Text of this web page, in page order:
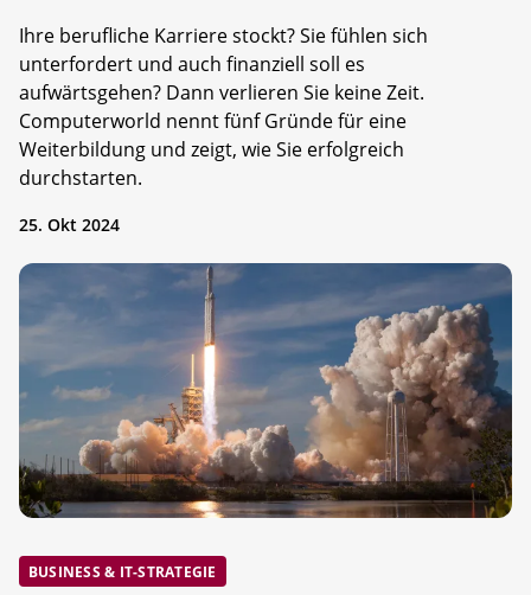
Ihre berufliche Karriere stockt? Sie fühlen sich
unterfordert und auch finanziell soll es
aufwärtsgehen? Dann verlieren Sie keine Zeit.
Computerworld nennt fünf Gründe für eine
Weiterbildung und zeigt, wie Sie erfolgreich
durchstarten.
25. Okt 2024
BUSINESS & IT-STRATEGIE